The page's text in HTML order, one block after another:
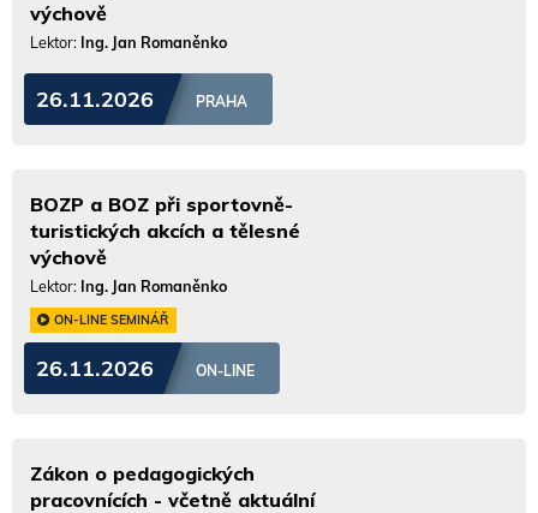
výchově
Lektor: Ing. Jan Romaněnko
26.11.2026 PRAHA
BOZP a BOZ při sportovně-
turistických akcích a tělesné
výchově
Lektor: Ing. Jan Romaněnko
ON-LINE SEMINÁŘ
26.11.2026 ON-LINE
Zákon o pedagogických
pracovnících - včetně aktuální